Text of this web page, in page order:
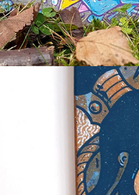
Miyamoto Musashi